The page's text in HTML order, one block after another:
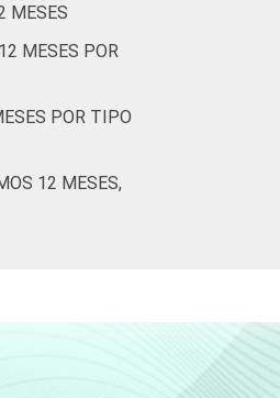
da CNAE
MESES
MESES POR
POR TIPO
12 MESES,